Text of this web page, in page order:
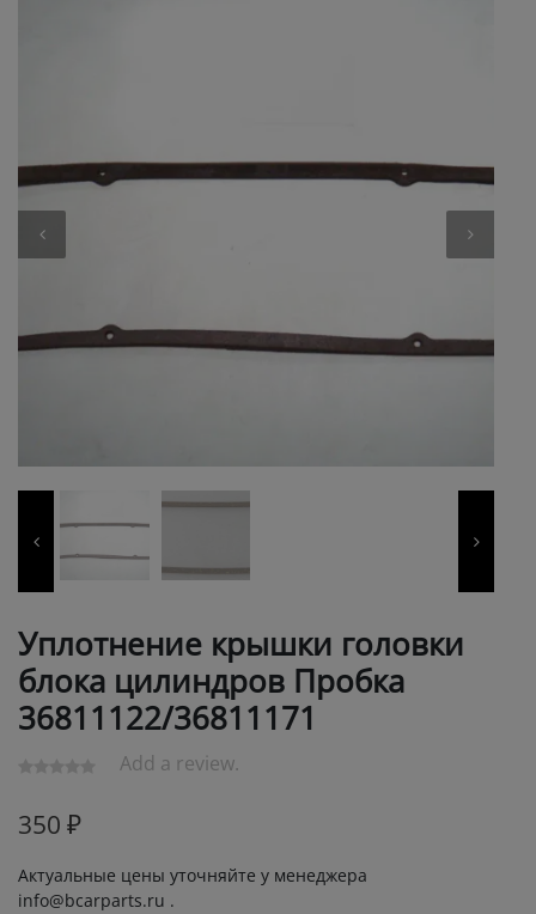
Уплотнение крышки головки
блока цилиндров Пробка
36811122/36811171
Add a review.
350 ₽
Актуальные цены уточняйте у менеджера
info@bcarparts.ru .